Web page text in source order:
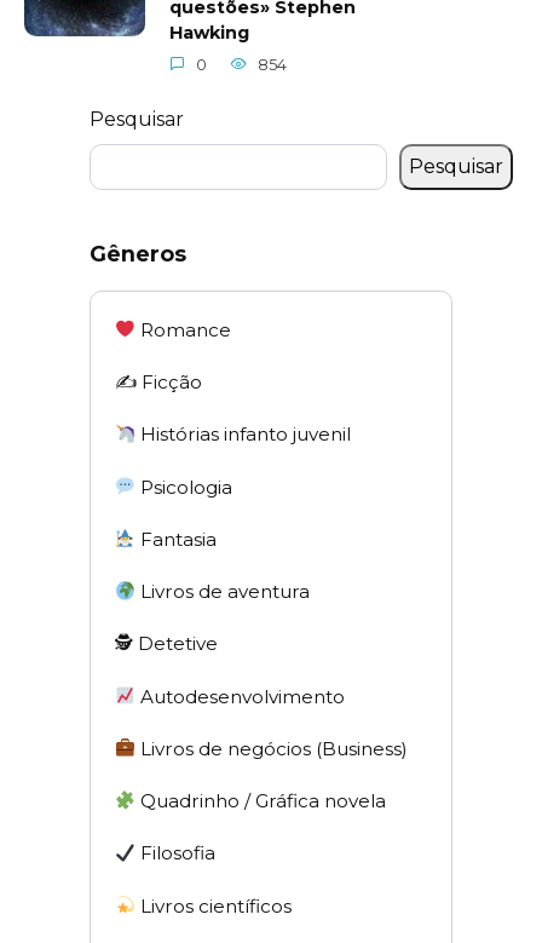
questões» Stephen
Hawking
0 854
Pesquisar
Pesquisar
Gêneros
Romance
✍️ Ficção
Histórias infanto juvenil
Psicologia
Fantasia
Livros de aventura
🕵 Detetive
Autodesenvolvimento
Livros de negócios (Business)
Quadrinho / Gráfica novela
Filosofia
Livros científicos